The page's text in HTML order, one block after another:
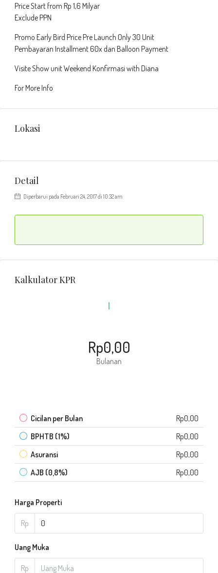
Price Start from Rp 1,6 Milyar
Exclude PPN
Promo Early Bird Price Pre Launch Only 30 Unit
Pembayaran Installment 60x dan Balloon Payment
Visite Show unit Weekend Konfirmasi with Diana
For More Info
Lokasi
Detail
Diperbarui pada Februari 24, 2017 di 10:32 am
Kalkulator KPR
Rp0,00
Bulanan
Cicilan per Bulan
Rp0,00
BPHTB (1%)
Rp0,00
Asuransi
Rp0,00
AJB (0,8%)
Rp0,00
Harga Properti
Rp
Uang Muka
Rp